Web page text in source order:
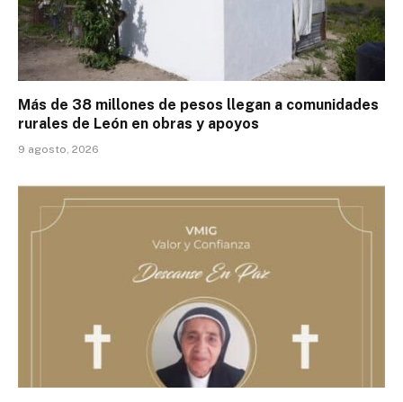
Más de 38 millones de pesos llegan a comunidades
rurales de León en obras y apoyos
9 agosto, 2026